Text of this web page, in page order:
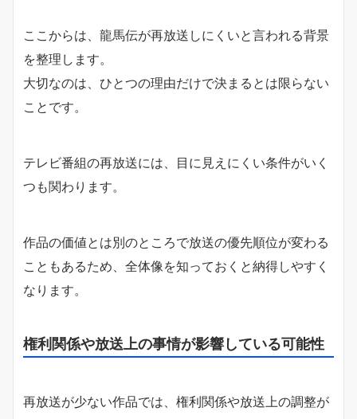
ここからは、龍馬伝が再放送しにくいと言われる背景
を整理します。
大切なのは、ひとつの理由だけで決まるとは限らない
ことです。
テレビ番組の再放送には、目に見えにくい条件がいく
つも関わります。
作品の価値とは別のところで放送の優先順位が変わる
こともあるため、全体像を知っておくと納得しやすく
なります。
権利関係や放送上の事情が影響している可能性
再放送が少ない作品では、権利関係や放送上の調整が